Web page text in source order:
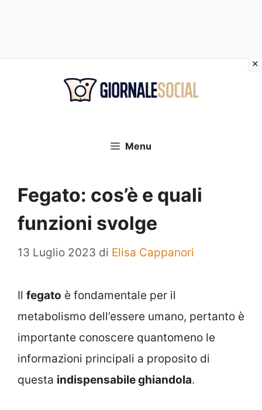
Menu
Fegato: cos’è e quali
funzioni svolge
13 Luglio 2023 di Elisa Cappanori
Il fegato è fondamentale per il
metabolismo dell’essere umano, pertanto è
importante conoscere quantomeno le
informazioni principali a proposito di
questa indispensabile ghiandola.